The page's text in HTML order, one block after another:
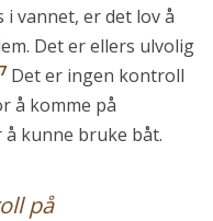
vannet, er det lov å
Det er ellers ulvolig
Det er ingen kontroll
å komme på
kunne bruke båt.
på